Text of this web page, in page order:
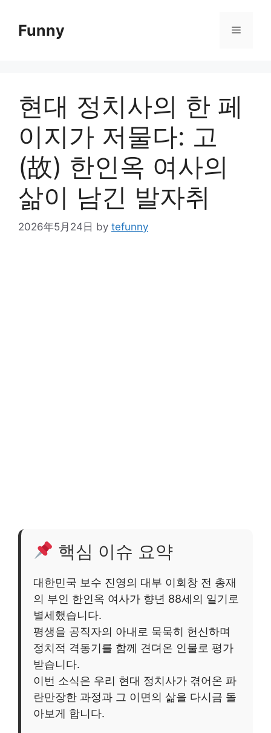
contentFunny Menu
현대 정치사의 한 페
이지가 저물다: 고
(故) 한인옥 여사의
삶이 남긴 발자취
2026年5月24日 by tefunny
핵심 이슈 요약
대한민국 보수 진영의 대부 이회창 전 총재
의 부인 한인옥 여사가 향년 88세의 일기로
별세했습니다.
평생을 공직자의 아내로 묵묵히 헌신하며
정치적 격동기를 함께 견뎌온 인물로 평가
받습니다.
이번 소식은 우리 현대 정치사가 겪어온 파
란만장한 과정과 그 이면의 삶을 다시금 돌
아보게 합니다.